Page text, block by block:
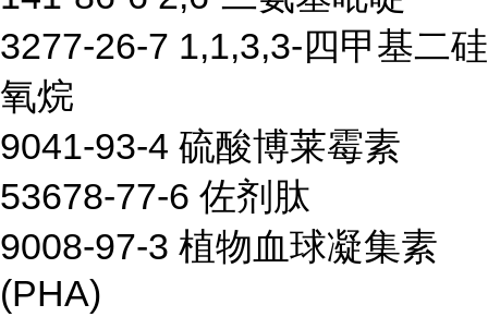
3277-26-7 1,1,3,3-四甲基二硅
氧烷
9041-93-4 硫酸博莱霉素
53678-77-6 佐剂肽
9008-97-3 植物血球凝集素
(PHA)